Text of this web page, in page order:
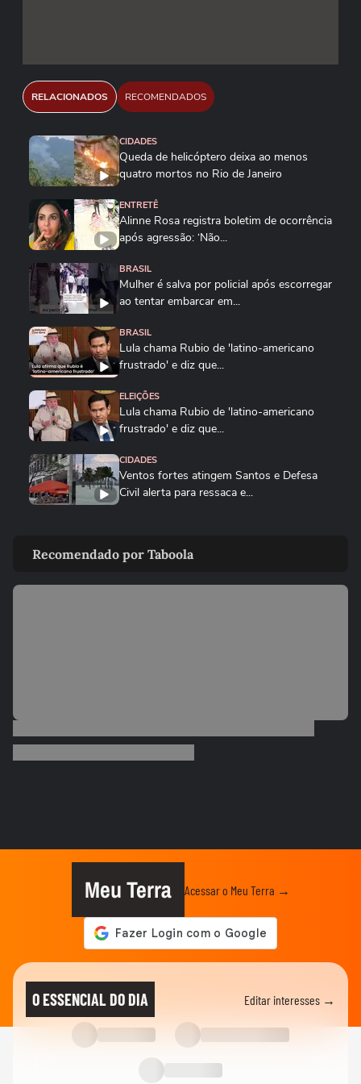
RELACIONADOS RECOMENDADOS
CIDADES
Queda de helicóptero deixa ao menos
quatro mortos no Rio de Janeiro
ENTRETÊ
Alinne Rosa registra boletim de ocorrência
após agressão: ‘Não...
BRASIL
Mulher é salva por policial após escorregar
ao tentar embarcar em...
BRASIL
Lula chama Rubio de 'latino-americano
frustrado' e diz que...
ELEIÇÕES
Lula chama Rubio de 'latino-americano
frustrado' e diz que...
CIDADES
Ventos fortes atingem Santos e Defesa
Civil alerta para ressaca e...
estudante engasgado em Teresina
CIDADES
ao tentar embarcar em...
Motorista de ônibus é retirado à força de
veículo por policiais...
Defesa Civil do RJ atualiza alerta para
vendavais em meio à...
Sessão da Câmara é interrompida após
briga entre vereadores no...
Recomendado por Taboola
Meu Terra Acessar o Meu Terra →
O ESSENCIAL DO DIA Editar interesses →